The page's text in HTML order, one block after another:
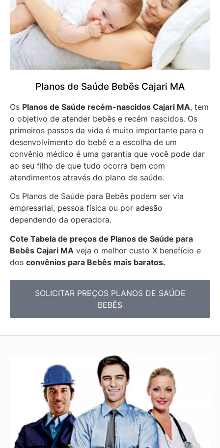
Planos de Saúde Bebês Cajari MA
Os Planos de Saúde recém-nascidos Cajari MA, tem
o objetivo de atender bebês e recém nascidos. Os
primeiros passos da vida é muito importante para o
desenvolvimento do bebê e a escolha de um
convênio médico é uma garantia que você pode dar
ao seu filho de que tudo ocorra bem com
atendimentos através do plano de saúde.
Os Planos de Saúde para Bebês podem ser via
empresarial, pessoa física ou por adesão
dependendo da operadora.
Cote Tabela de preços de Planos de Saúde para
Bebês Cajari MA veja o melhor custo X benefício e
dos convênios para Bebês mais baratos.
SOLICITAR PREÇOS PLANOS DE SAÚDE
BEBÊS